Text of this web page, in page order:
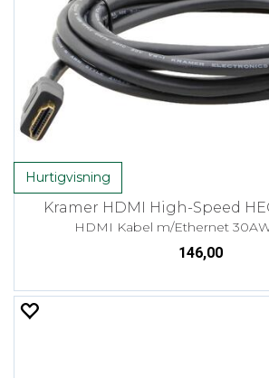
Hurtigvisning
Kramer HDMI High-Speed
HDMI Kabel m/Ethernet
146,00